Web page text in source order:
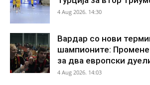
4 Aug 2026. 14:30
Вардар со нови
шампионите:
за два европски
4 Aug 2026. 14:03